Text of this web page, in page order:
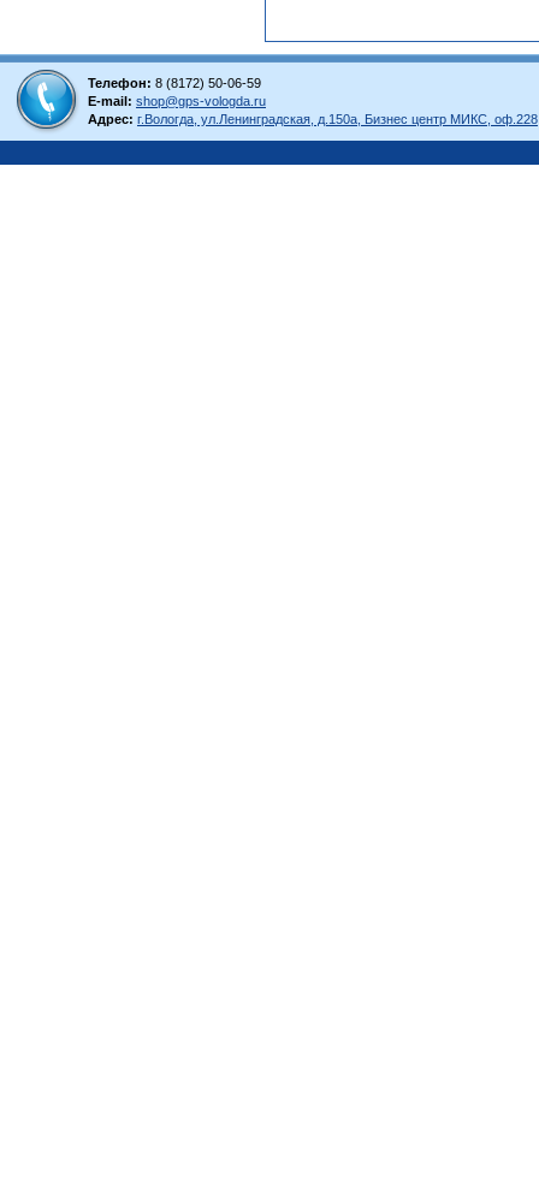
Телефон: 8 (8172) 50-06-59
E-mail: shop@gps-vologda.ru
Адрес: г.Вологда, ул.Ленинградская, д.150а, Бизнес центр МИКС, оф.228